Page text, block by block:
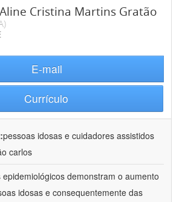
Aline Cristina Martins Gratão
E-mail
Currículo
pessoas idosas e cuidadores assistidos
carlos
epidemiológicos demonstram o aumento
idosas e consequentemente das